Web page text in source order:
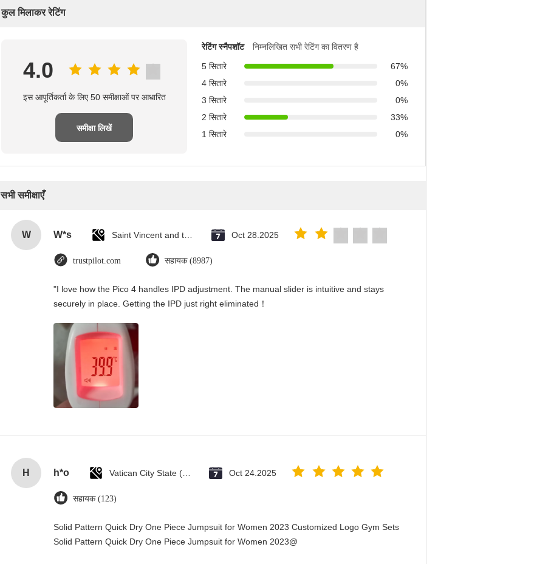
कुल मिलाकर रेटिंग
4.0
इस आपूर्तिकर्ता के लिए 50 समीक्षाओं पर आधारित
समीक्षा लिखें
रेटिंग स्नैपशॉट
निम्नलिखित सभी रेटिंग का वितरण है
5 सितारे
67%
4 सितारे
0%
3 सितारे
0%
2 सितारे
33%
1 सितारे
0%
सभी समीक्षाएँ
W W*s Oct 28.2025
trustpilot.com सहायक (8987)
"I love how the Pico 4 handles IPD adjustment. The manual slider is intuitive and stays
securely in place. Getting the IPD just right eliminated！
H h*o Oct 24.2025
सहायक (123)
Solid Pattern Quick Dry One Piece Jumpsuit for Women 2023 Customized Logo Gym Sets
Solid Pattern Quick Dry One Piece Jumpsuit for Women 2023@